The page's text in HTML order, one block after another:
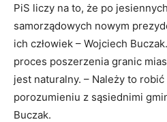
PiS liczy na to, że po
samorządowych nowym
ich człowiek – Wojciech
proces poszerzenia granic
jest naturalny. – Należy to
porozumieniu z sąsiednimi
Buczak.